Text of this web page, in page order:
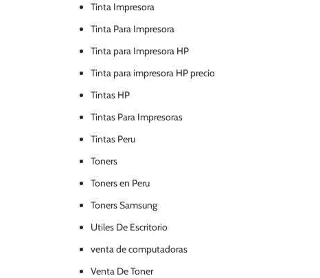
Tinta Impresora
Tinta Para Impresora
Tinta para Impresora HP
Tinta para impresora HP precio
Tintas HP
Tintas Para Impresoras
Tintas Peru
Toners
Toners en Peru
Toners Samsung
Utiles De Escritorio
venta de computadoras
Venta De Toner